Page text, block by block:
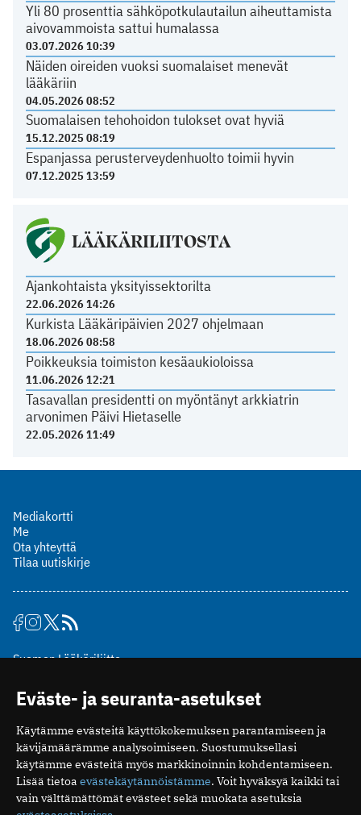
Yli 80 prosenttia sähköpotkulautailun aiheuttamista
aivovammoista sattui humalassa
03.07.2026 10:39
Näiden oireiden vuoksi suomalaiset menevät
lääkäriin
04.05.2026 08:52
Suomalaisen tehohoidon tulokset ovat hyviä
15.12.2025 08:19
Espanjassa perusterveydenhuolto toimii hyvin
07.12.2025 13:59
LÄÄKÄRILIITOSTA
Ajankohtaista yksityissektorilta
22.06.2026 14:26
Kurkista Lääkäripäivien 2027 ohjelmaan
18.06.2026 08:58
Poikkeuksia toimiston kesäaukioloissa
11.06.2026 12:21
Tasavallan presidentti on myöntänyt arkkiatrin
arvonimen Päivi Hietaselle
22.05.2026 11:49
Mediakortti
Me
Ota yhteyttä
Tilaa uutiskirje
Suomen Lääkäriliitto
00510 Helsinki
puh. (09) 393 091
toimitus@potilaanlaakarilehti.fi
ISSN 2323-9476
Eväste- ja seuranta-asetukset
Käytämme evästeitä käyttökokemuksen parantamiseen ja
kävijämäärämme analysoimiseen. Suostumuksellasi
käytämme evästeitä myös markkinoinnin kohdentamiseen.
Lisää tietoa evästekäytännöistämme. Voit hyväksyä kaikki tai
vain välttämättömät evästeet sekä muokata asetuksia